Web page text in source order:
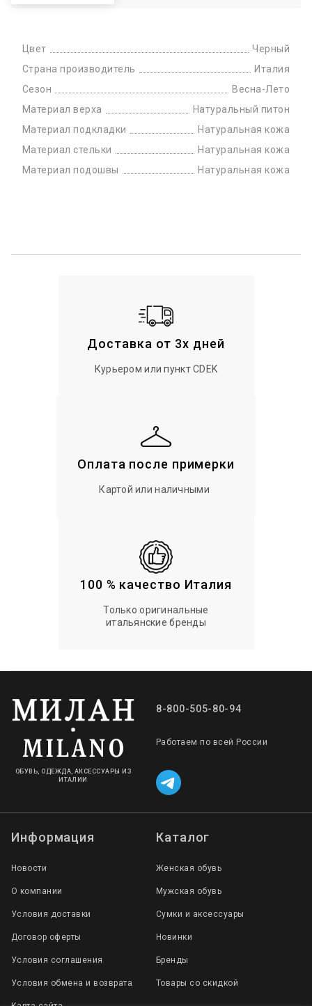
Цвет
Черный
Страна производитель
Италия
Сезон
Весна-Лето
Материал верха
Натуральный питон
Материал подкладки
Натуральная кожа
Материал стельки
Натуральная кожа
Материал подошвы
Натуральная кожа
Доставка от 3х дней
Курьером или пункт CDEK
Оплата после примерки
Картой или наличными
100 % качество Италия
Только оригинальные
итальянские бренды
ОБУВЬ, ОДЕЖДА, АКСЕССУАРЫ ИЗ
ИТАЛИИ
8-800-505-80-94
Работаем по всей России
Информация
Новости
О компании
Условия доставки
Договор оферты
Условия соглашения
Условия обмена и возврата
Каталог
Женская обувь
Мужская обувь
Сумки и аксессуары
Новинки
Бренды
Товары со скидкой